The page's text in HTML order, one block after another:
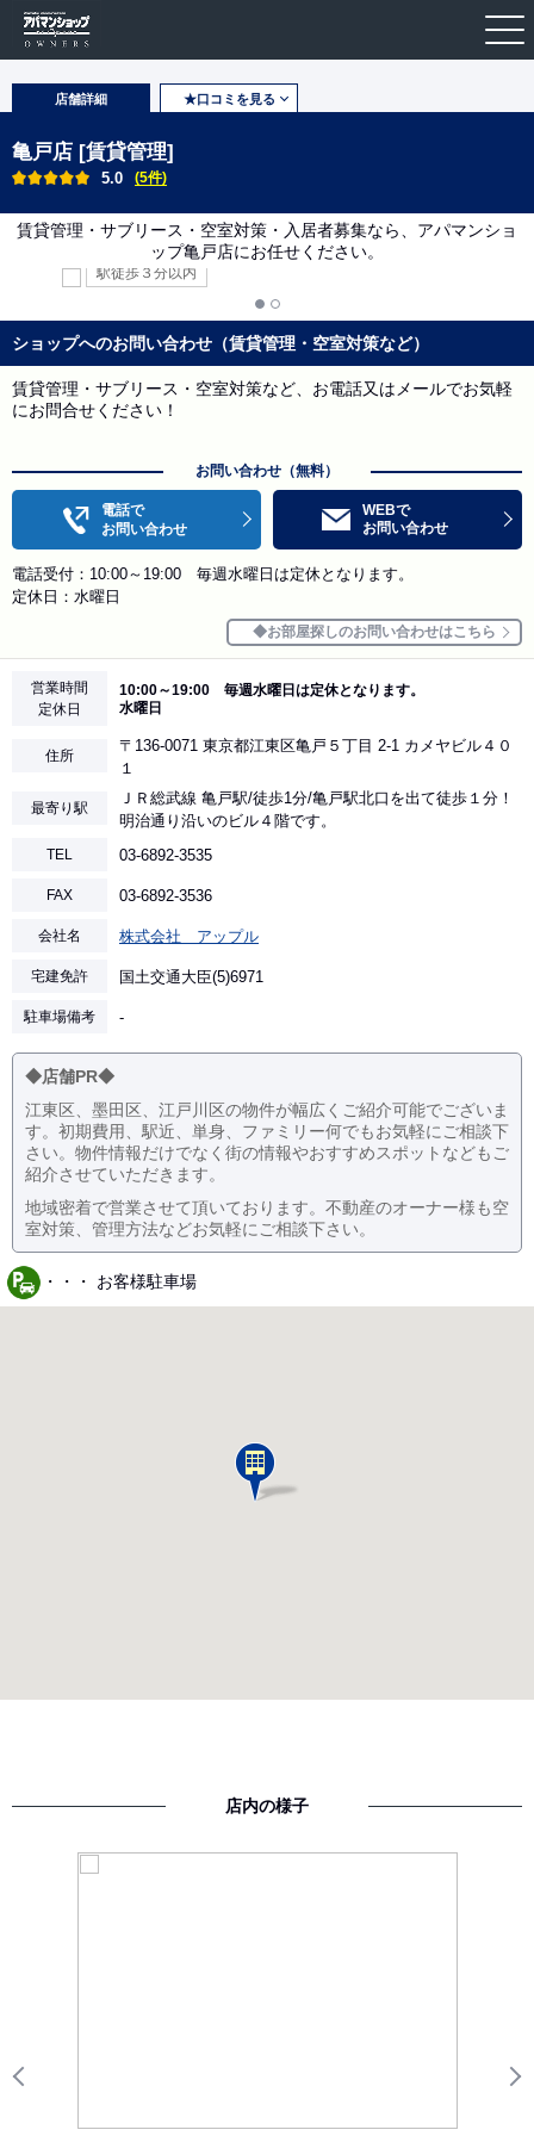
店舗詳細 ★口コミを見る
亀戸店 [賃貸管理]
5.0 (5件)
賃貸管理・サブリース・空室対策・入居者募集なら、アパマンショ
ップ亀戸店にお任せください。
駅徒歩３分以内
ショップへのお問い合わせ（賃貸管理・空室対策など）
賃貸管理・サブリース・空室対策など、お電話又はメールでお気軽
にお問合せください！
お問い合わせ（無料）
電話で
お問い合わせ
WEBで
お問い合わせ
電話受付：10:00～19:00 毎週水曜日は定休となります。
定休日：水曜日
お部屋探しのお問い合わせはこちら
営業時間
定休日
10:00～19:00 毎週水曜日は定休となります。
水曜日
住所
〒136-0071 東京都江東区亀戸５丁目 2-1 カメヤビル４０
１
最寄り駅
ＪＲ総武線 亀戸駅/徒歩1分/亀戸駅北口を出て徒歩１分！
明治通り沿いのビル４階です。
TEL 03-6892-3535
FAX 03-6892-3536
会社名 株式会社 アップル
宅建免許 国土交通大臣(5)6971
駐車場備考 -
◆店舗PR◆
江東区、墨田区、江戸川区の物件が幅広くご紹介可能でございま
す。初期費用、駅近、単身、ファミリー何でもお気軽にご相談下
さい。物件情報だけでなく街の情報やおすすめスポットなどもご
紹介させていただきます。
地域密着で営業させて頂いております。不動産のオーナー様も空
室対策、管理方法などお気軽にご相談下さい。
・・・ お客様駐車場
店内の様子